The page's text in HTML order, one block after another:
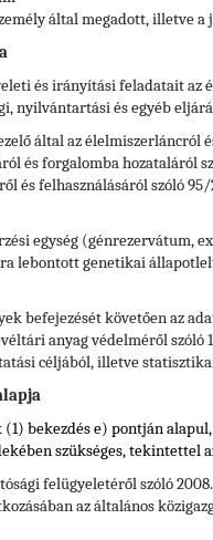
által megadott, illetve
és irányítási feladatait az
nyilvántartási és egyéb
által az
és forgalomba hozataláról
és felhasználásáról szóló
egység (génrezervátum,
lebontott genetikai
befejezését követően az
anyag védelméről
céljából, illetve
(1) bekezdés e) pontján
szükséges, tekintettel
felügyeletéről szóló
az általános